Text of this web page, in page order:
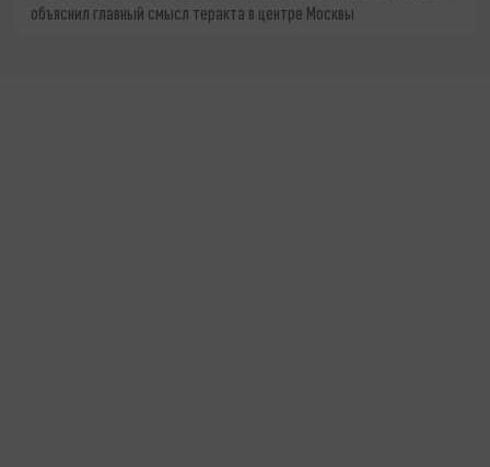
объяснил главный смысл теракта в центре Москвы